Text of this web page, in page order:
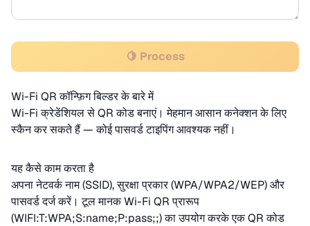
🍋 Process
Wi-Fi QR कॉन्फ़िग बिल्डर के बारे में
Wi-Fi क्रेडेंशियल से QR कोड बनाएं। मेहमान आसान कनेक्शन के लिए
स्कैन कर सकते हैं — कोई पासवर्ड टाइपिंग आवश्यक नहीं।
यह कैसे काम करता है
अपना नेटवर्क नाम (SSID), सुरक्षा प्रकार (WPA/WPA2/WEP) और
पासवर्ड दर्ज करें। टूल मानक Wi-Fi QR प्रारूप
(WIFI:T:WPA;S:name;P:pass;;) का उपयोग करके एक QR कोड